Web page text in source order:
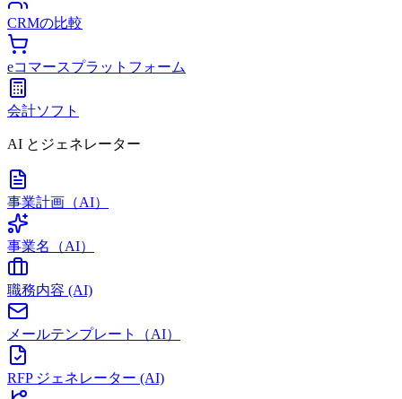
CRMの比較
eコマースプラットフォーム
会計ソフト
AI とジェネレーター
事業計画（AI）
事業名（AI）
職務内容 (AI)
メールテンプレート（AI）
RFP ジェネレーター (AI)